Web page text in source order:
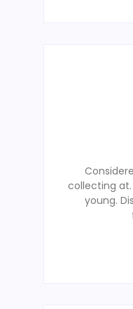
collecting
young.